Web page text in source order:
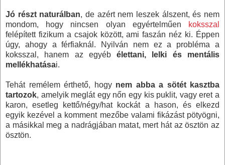
Jó részt naturálban, de azért nem leszek álszent, és nem
mondom, hogy nincsen olyan egyértelműen
koksszal
felépített fizikum a csajok között, ami faszán néz ki. Éppen
úgy, ahogy a férfiaknál. Nyilván nem ez a probléma a
koksszal, hanem az egyébélettani, lelki és mentális
mellékhatásai.
Tehát remélem érthető, hogy nem abba a sötét kasztba
tartozok, amelyik meglát egy nőn egy kis puklit, vagy eret a
karon, esetleg kettő/négy/hat kockát a hason, és elkezd
egyik kezével a komment mezőbe valami fikázást pötyögni,
a másikkal meg a nadrágjában matat, mert hát az ösztön az
ösztön.